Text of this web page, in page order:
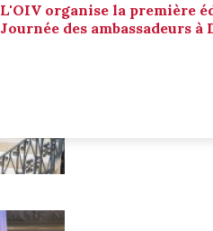
L'OIV organise la première
Journée des ambassadeurs à